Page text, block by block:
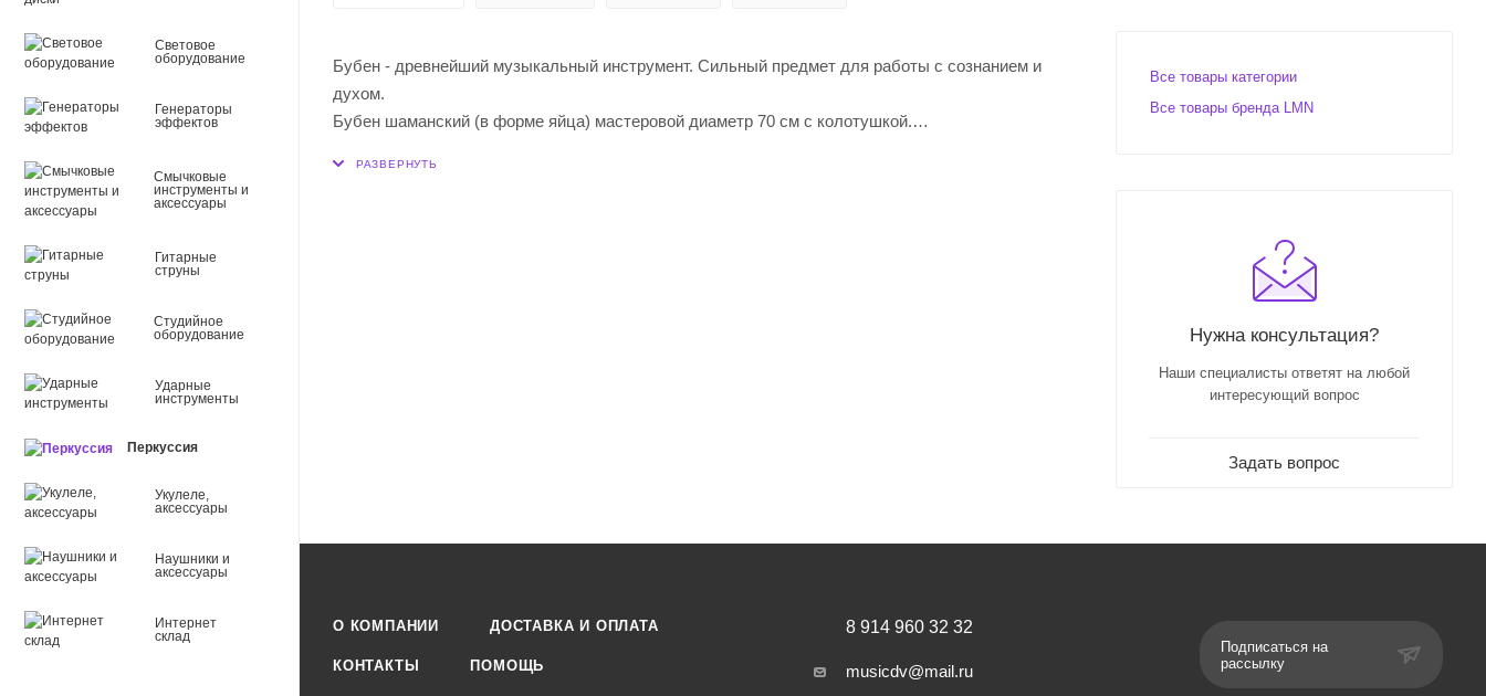
Световое
оборудование
Генераторы
эффектов
Смычковые
инструменты и
аксессуары
Гитарные
струны
Студийное
оборудование
Ударные
инструменты
Перкуссия
Укулеле,
аксессуары
Наушники и
аксессуары
Интернет
склад
Бубен - древнейший музыкальный инструмент. Сильный предмет для работы с сознанием и
духом.
Бубен шаманский (в форме яйца) мастеровой диаметр 70 см с колотушкой.
Все товары категории
Все товары бренда LMN
Нужна консультация?
Наши специалисты ответят на любой
интересующий вопрос
Задать вопрос
О КОМПАНИИ ДОСТАВКА И ОПЛАТА
КОНТАКТЫ ПОМОЩЬ
8 914 960 32 32
musicdv@mail.ru
Подписаться на
рассылку